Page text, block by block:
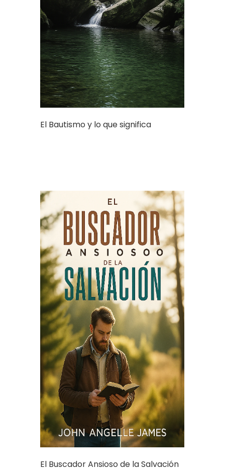
El Bautismo y lo que significa
El Buscador Ansioso de la Salvación